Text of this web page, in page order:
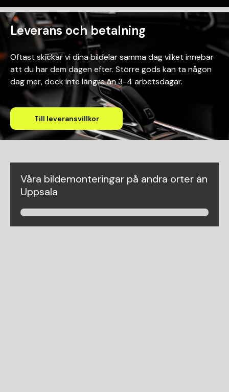
Leverans och betalning
Oftast skickar vi dina bildelar samma dag vilket innebär
att du har dem dagen efter. Större gods kan ta någon
dag mer, dock inte längre än 3-4 arbetsdagar.
Till leveransvillkor
Våra bildemonteringar på andra orter än
Uppsala